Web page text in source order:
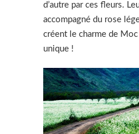
d’autre par ces fleurs.
accompagné du rose
créent le charme de
unique !